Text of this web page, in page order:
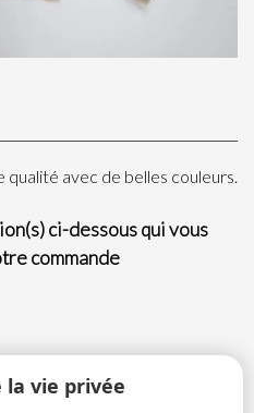
avec de belles couleurs.
ci-dessous qui vous
commande
la vie privée